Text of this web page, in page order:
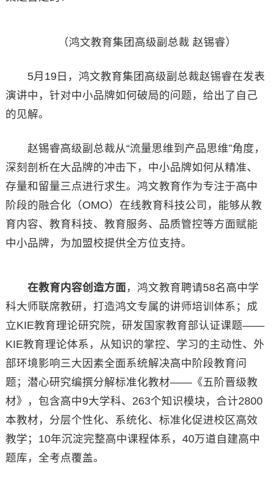
（鸿文教育集团高级副总裁 赵锡睿）
5月19日，鸿文教育集团高级副总裁赵锡睿在发表
演讲中，针对中小品牌如何破局的问题，给出了自己
的见解。
赵锡睿高级副总裁从“流量思维到产品思维”角度，
深刻剖析在大品牌的冲击下，中小品牌如何从精准、
存量和留量三点进行求生。鸿文教育作为专注于高中
阶段的融合化（OMO）在线教育科技公司，能够从教
育内容、教育科技、教育服务、品质管控等方面赋能
中小品牌，为加盟校提供全方位支持。
在教育内容创造方面，鸿文教育聘请58名高中学
科大师联席教研，打造鸿文专属的讲师培训体系；成
立KIE教育理论研究院，研发国家教育部认证课题——
KIE教育理论体系，从知识的掌控、学习的主动性、外
部环境影响三大因素全面系统解决高中阶段教育问
题；潜心研究编撰分解标准化教材——《五阶晋级教
材》，包含高中9大学科、263个知识模块，合计2800
本教材，分层个性化、系统化、标准化促进校区高效
教学；10年沉淀完整高中课程体系，40万道自建高中
题库，全考点覆盖。